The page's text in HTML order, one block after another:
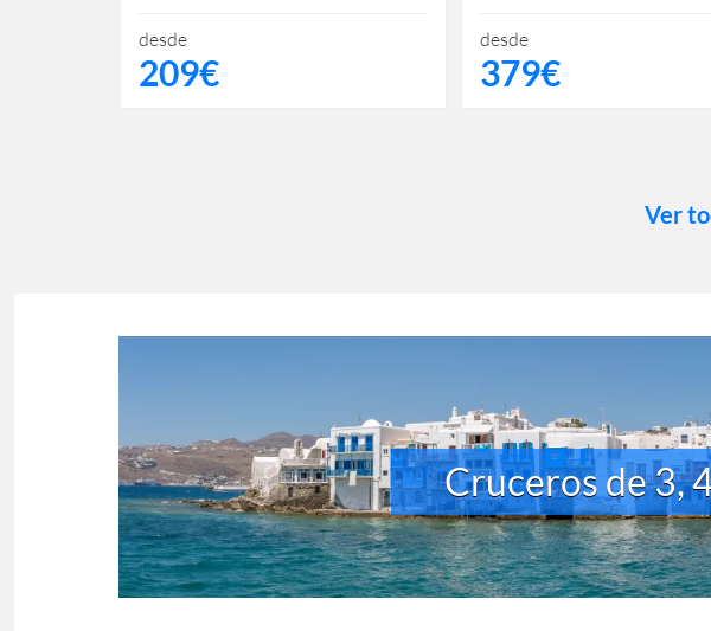
desde
209€
desde
379€
Ver
Cruceros de 3,